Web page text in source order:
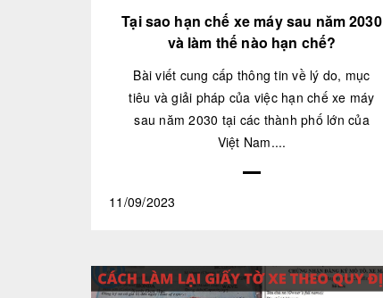
Tại sao hạn chế xe máy sau năm 2030
và làm thế nào hạn chế?
Bài viết cung cấp thông tin về lý do, mục
tiêu và giải pháp của việc hạn chế xe máy
sau năm 2030 tại các thành phố lớn của
Việt Nam....
11/09/2023